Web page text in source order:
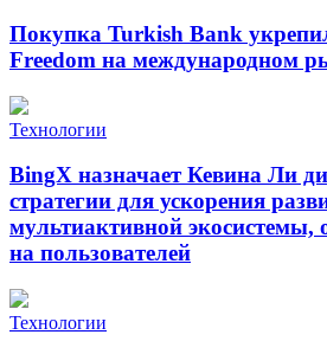
Покупка Turkish Bank
Freedom на международном
Технологии
BingX назначает Кевина Ли
стратегии для ускорения
мультиактивной экосистемы,
на пользователей
Технологии